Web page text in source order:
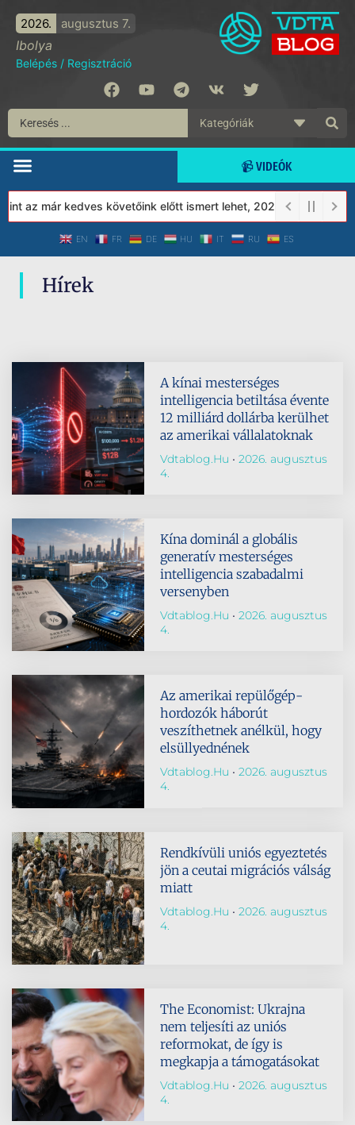
2026. augusztus 7.
Ibolya
Belépés / Regisztráció
📹 VIDEÓK
az már kedves követőink előtt ismert lehet, 2023-tól a Védett
EN FR DE HU IT RU ES
Hírek
A kínai mesterséges
intelligencia betiltása évente
12 milliárd dollárba kerülhet
az amerikai vállalatoknak
Vdtablog.hu
2026. augusztus
4.
Kína dominál a globális
generatív mesterséges
intelligencia szabadalmi
versenyben
Vdtablog.hu
2026. augusztus
4.
Az amerikai repülőgép-
hordozók háborút
veszíthetnek anélkül, hogy
elsüllyednének
Vdtablog.hu
2026. augusztus
4.
Rendkívüli uniós egyeztetés
jön a ceutai migrációs válság
miatt
Vdtablog.hu
2026. augusztus
4.
The Economist: Ukrajna
nem teljesíti az uniós
reformokat, de így is
megkapja a támogatásokat
Vdtablog.hu
2026. augusztus
4.